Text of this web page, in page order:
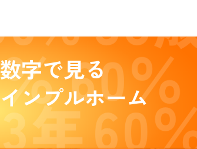
数字で見る
インプルホーム